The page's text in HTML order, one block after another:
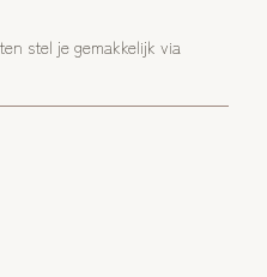
stel je gemakkelijk via